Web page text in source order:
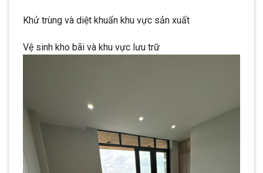
Khử trùng và diệt khuẩn khu vực sản xuất
Vệ sinh kho bãi và khu vực lưu trữ